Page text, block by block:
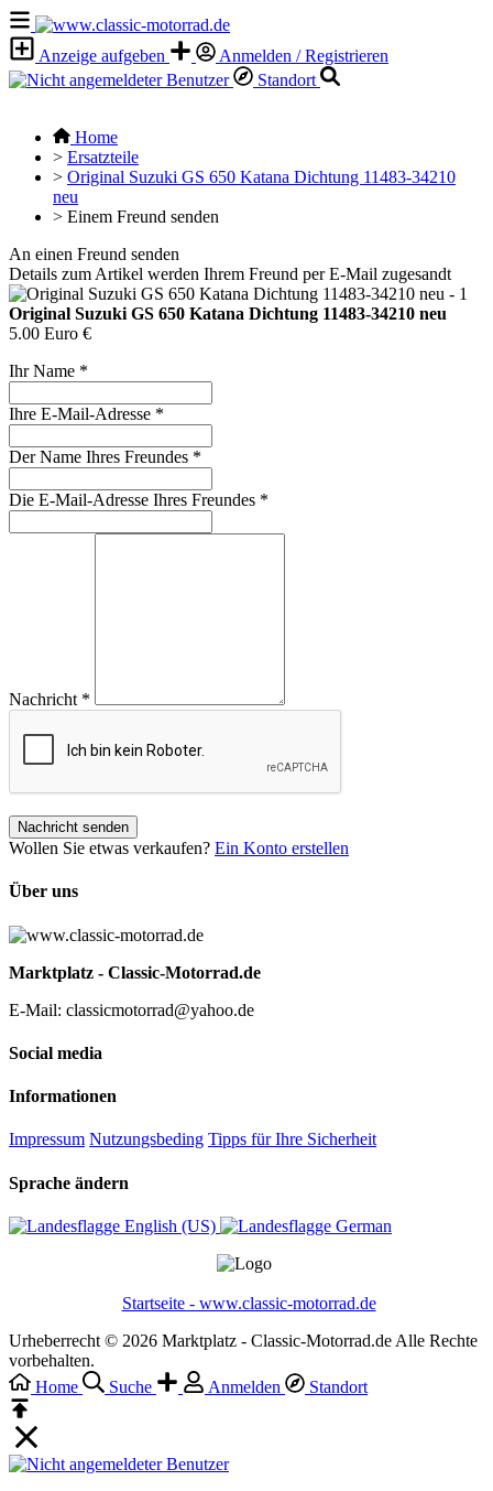
Anzeige aufgeben
Anmelden / Registrieren
Standort
Home
> Ersatzteile
> Original Suzuki GS 650 Katana Dichtung 11483-34210
neu
> Einem Freund senden
An einen Freund senden
Details zum Artikel werden Ihrem Freund per E-Mail zugesandt
Original Suzuki GS 650 Katana Dichtung 11483-34210 neu
5.00 Euro €
Ihr Name *
Ihre E-Mail-Adresse *
Der Name Ihres Freundes *
Die E-Mail-Adresse Ihres Freundes *
Nachricht *
Nachricht senden
Wollen Sie etwas verkaufen? Ein Konto erstellen
Über uns
Marktplatz - Classic-Motorrad.de
E-Mail: classicmotorrad@yahoo.de
Social media
Informationen
Impressum Nutzungsbeding Tipps für Ihre Sicherheit
Sprache ändern
English (US)‎ German‎
Startseite - www.classic-motorrad.de
Urheberrecht © 2026 Marktplatz - Classic-Motorrad.de Alle Rechte
vorbehalten.
Home
Suche Anmelden Standort